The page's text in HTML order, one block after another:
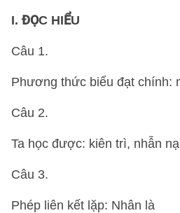
I. ĐỌC HIỂU
Câu 1.
Phương thức biểu đạt chính:
Câu 2.
Ta học được: kiên trì, nhẫn
Câu 3.
Phép liên kết lặp: Nhân là